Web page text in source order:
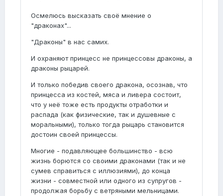
Осмелюсь высказать своё мнение о
"драконах"...
"Драконы" в нас самих.
И охраняют принцесс не принцессовы драконы, а
драконы рыцарей.
И только победив своего дракона, осознав, что
принцесса из костей, мяса и ливера состоит,
что у неё тоже есть продукты отработки и
распада (как физические, так и душевные с
моральными), только тогда рыцарь становится
достоин своей принцессы.
Многие - подавляющее большинство - всю
жизнь борются со своими драконами (так и не
сумев справиться с иллюзиями), до конца
жизни - совместной или одного из супругов -
продолжая борьбу с ветряными мельницами.